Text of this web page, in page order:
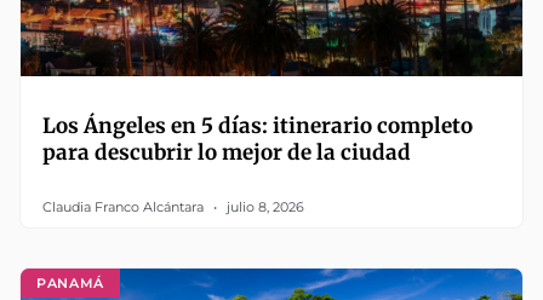
Los Ángeles en 5 días: itinerario completo
para descubrir lo mejor de la ciudad
Claudia Franco Alcántara julio 8, 2026
PANAMÁ